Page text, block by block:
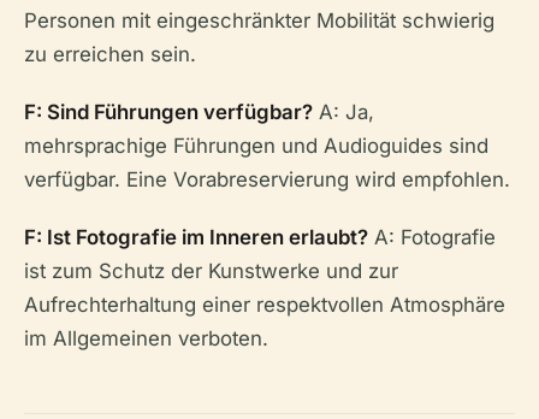
Personen mit eingeschränkter Mobilität schwierig
zu erreichen sein.
F: Sind Führungen verfügbar? A: Ja,
mehrsprachige Führungen und Audioguides sind
verfügbar. Eine Vorabreservierung wird empfohlen.
F: Ist Fotografie im Inneren erlaubt? A: Fotografie
ist zum Schutz der Kunstwerke und zur
Aufrechterhaltung einer respektvollen Atmosphäre
im Allgemeinen verboten.